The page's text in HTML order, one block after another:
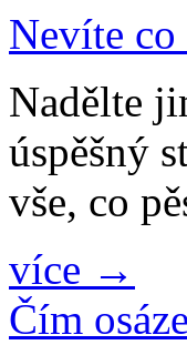
Nevíte
Nadělte
úspěšný
vše, co
více →
Čím